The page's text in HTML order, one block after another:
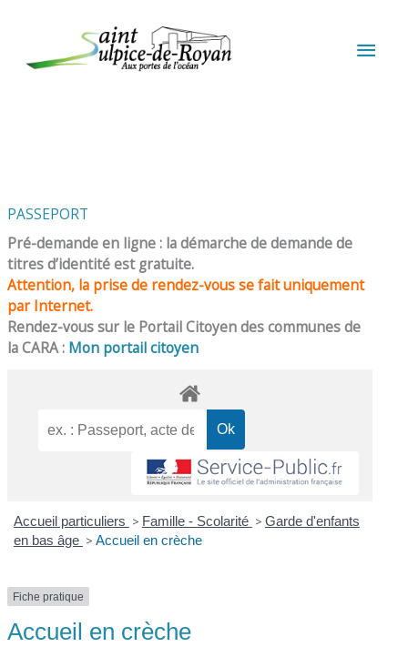
PASSEPORT
Pré-demande en ligne : la démarche de demande de
titres d’identité est gratuite.
Attention, la prise de rendez-vous se fait uniquement
par Internet.
Rendez-vous sur le Portail Citoyen des communes de
la CARA : Mon portail citoyen
Accueil particuliers > Famille - Scolarité > Garde d'enfants
en bas âge > Accueil en crèche
Fiche pratique
Accueil en crèche